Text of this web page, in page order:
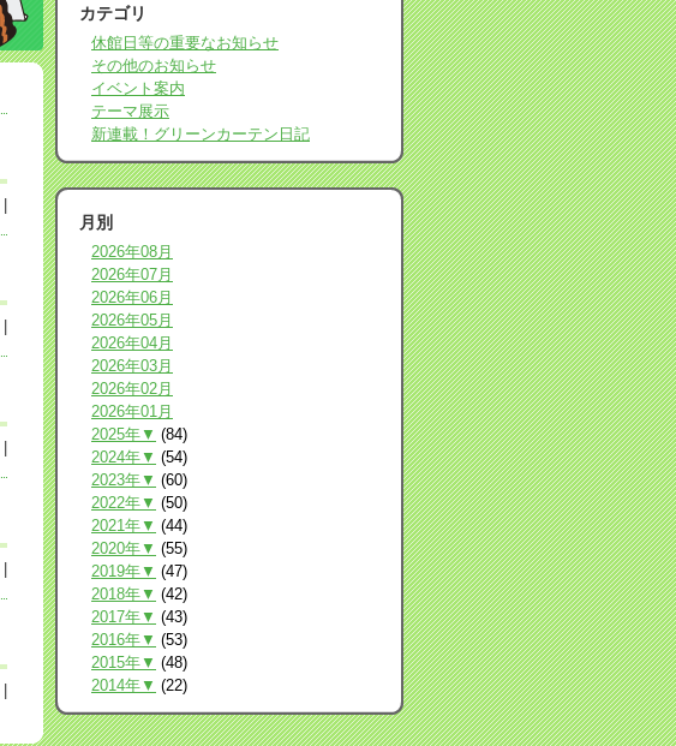
カテゴリ
休館日等の重要なお知らせ
その他のお知らせ
イベント案内
テーマ展示
新連載！グリーンカーテン日記
月別
2026年08月
2026年07月
2026年06月
2026年05月
2026年04月
2026年03月
2026年02月
2026年01月
2025年▼ (84)
2024年▼ (54)
2023年▼ (60)
2022年▼ (50)
2021年▼ (44)
2020年▼ (55)
2019年▼ (47)
2018年▼ (42)
2017年▼ (43)
2016年▼ (53)
2015年▼ (48)
2014年▼ (22)